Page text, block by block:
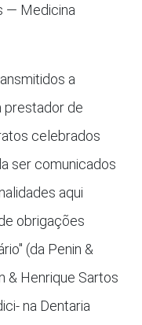
— Medicina
a
prestador de
celebrados
ser comunicados
aqui
obrigações
(da Penin &
& Henrique Sartos
na Dentaria